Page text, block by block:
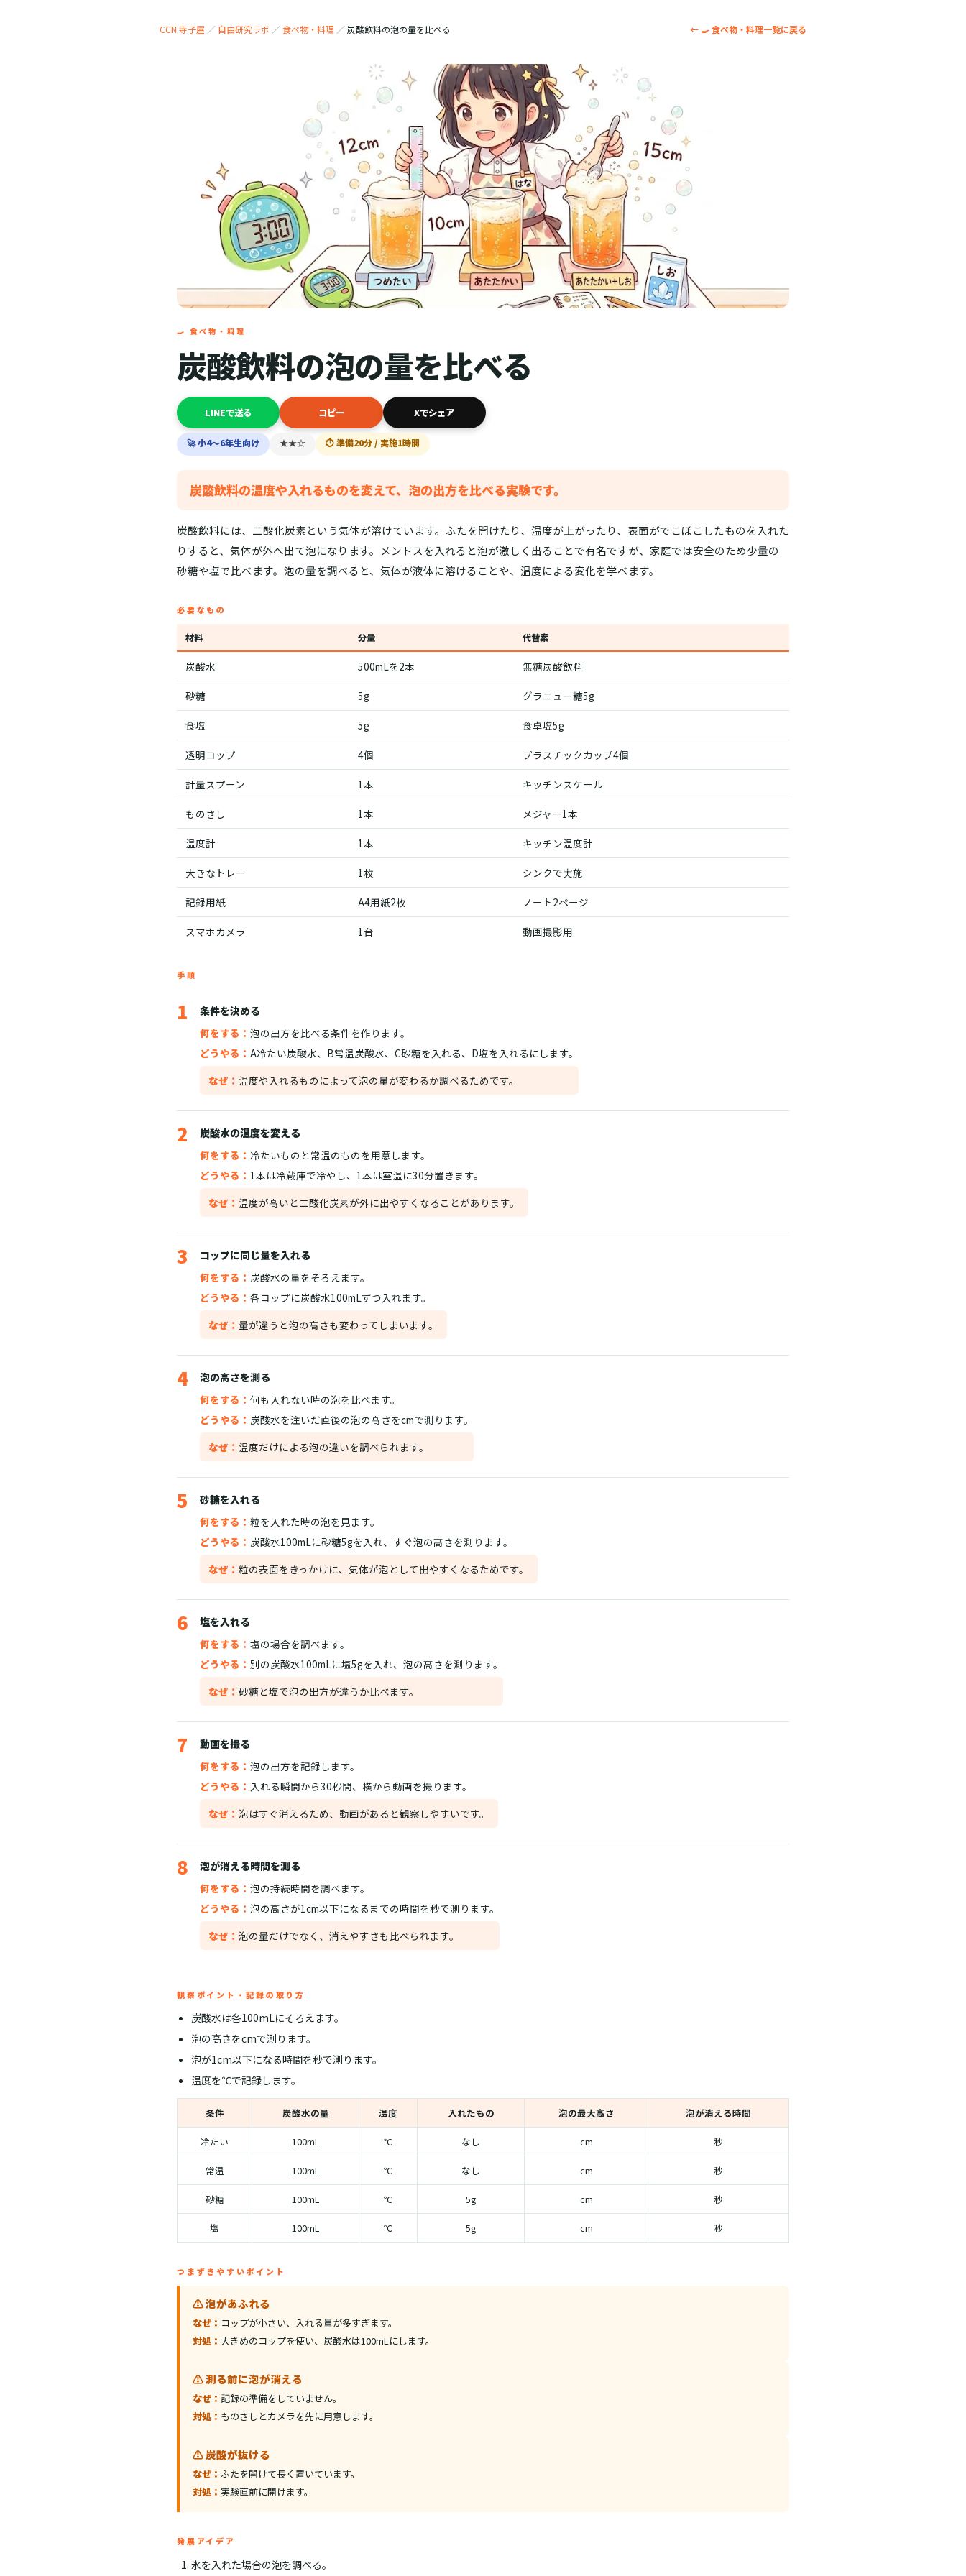
CCN 寺子屋 ／ 自由研究ラボ ／食べ物・料理 ／炭酸飲料の泡の量を比べる ← 🍳 食べ物・料理一覧に戻る
🍳 食べ物・料理
炭酸飲料の泡の量を比べる
LINEで送る コピー Xでシェア
🚀 小4〜6年生向け ★★☆ ⏱ 準備20分 / 実施1時間
炭酸飲料の温度や入れるものを変えて、泡の出方を比べる実験です。
炭酸飲料には、二酸化炭素という気体が溶けています。ふたを開けたり、温度が上がったり、表面がでこぼこしたものを入れた
りすると、気体が外へ出て泡になります。メントスを入れると泡が激しく出ることで有名ですが、家庭では安全のため少量の
砂糖や塩で比べます。泡の量を調べると、気体が液体に溶けることや、温度による変化を学べます。
必要なもの
材料 分量 代替案
炭酸水 500mLを2本 無糖炭酸飲料
砂糖 5g グラニュー糖5g
食塩 5g 食卓塩5g
透明コップ 4個 プラスチックカップ4個
計量スプーン 1本 キッチンスケール
ものさし 1本 メジャー1本
温度計 1本 キッチン温度計
大きなトレー 1枚 シンクで実施
記録用紙 A4用紙2枚 ノート2ページ
スマホカメラ 1台 動画撮影用
手順
1
条件を決める
何をする： 泡の出方を比べる条件を作ります。
どうやる： A冷たい炭酸水、B常温炭酸水、C砂糖を入れる、D塩を入れるにします。
なぜ： 温度や入れるものによって泡の量が変わるか調べるためです。
2
炭酸水の温度を変える
何をする： 冷たいものと常温のものを用意します。
どうやる： 1本は冷蔵庫で冷やし、1本は室温に30分置きます。
なぜ： 温度が高いと二酸化炭素が外に出やすくなることがあります。
3
コップに同じ量を入れる
何をする： 炭酸水の量をそろえます。
どうやる： 各コップに炭酸水100mLずつ入れます。
なぜ： 量が違うと泡の高さも変わってしまいます。
4
泡の高さを測る
何をする： 何も入れない時の泡を比べます。
どうやる： 炭酸水を注いだ直後の泡の高さをcmで測ります。
なぜ： 温度だけによる泡の違いを調べられます。
5
砂糖を入れる
何をする： 粒を入れた時の泡を見ます。
どうやる： 炭酸水100mLに砂糖5gを入れ、すぐ泡の高さを測ります。
なぜ： 粒の表面をきっかけに、気体が泡として出やすくなるためです。
6
塩を入れる
何をする： 塩の場合を調べます。
どうやる： 別の炭酸水100mLに塩5gを入れ、泡の高さを測ります。
なぜ： 砂糖と塩で泡の出方が違うか比べます。
7
動画を撮る
何をする： 泡の出方を記録します。
どうやる： 入れる瞬間から30秒間、横から動画を撮ります。
なぜ： 泡はすぐ消えるため、動画があると観察しやすいです。
8
泡が消える時間を測る
何をする： 泡の持続時間を調べます。
どうやる： 泡の高さが1cm以下になるまでの時間を秒で測ります。
なぜ： 泡の量だけでなく、消えやすさも比べられます。
観察ポイント・記録の取り方
炭酸水は各100mLにそろえます。
泡の高さをcmで測ります。
泡が1cm以下になる時間を秒で測ります。
温度を℃で記録します。
条件 炭酸水の量 温度 入れたもの 泡の最大高さ 泡が消える時間
冷たい 100mL ℃ なし cm 秒
常温 100mL ℃ なし cm 秒
砂糖 100mL ℃ 5g cm 秒
塩 100mL ℃ 5g cm 秒
つまずきやすいポイント
⚠️ 泡があふれる
なぜ： コップが小さい、入れる量が多すぎます。
対処： 大きめのコップを使い、炭酸水は100mLにします。
⚠️ 測る前に泡が消える
なぜ： 記録の準備をしていません。
対処： ものさしとカメラを先に用意します。
⚠️ 炭酸が抜ける
なぜ： ふたを開けて長く置いています。
対処： 実験直前に開けます。
発展アイデア
氷を入れた場合の泡を調べる。